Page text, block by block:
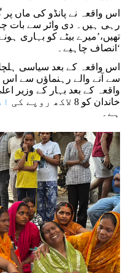
اس واقعہ نے پانڈو کی ماں
رہی ہیں۔ دی وائر سے بات
تھیں،’میرے بیٹے کو بہاری
انصاف چاہیے۔‘
اس واقعہ کے بعد سیاسی
سے آنے والے رہنماؤں سے
واقعہ کے بعد بہار کے وزیر
خاندان کو 8 لاکھ روپے کی
ہے۔